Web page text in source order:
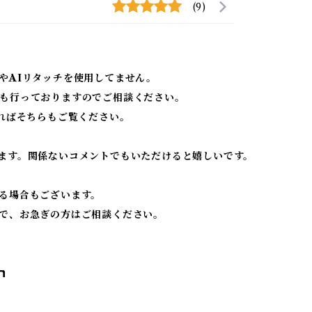
(9)
AIリタッチを使用してません。
っておりますのでご相談ください。
そちらもご覧ください。
。関係ないコメントでもいただけると嬉しいです。
合もございます。
お急ぎの方はご相談ください。